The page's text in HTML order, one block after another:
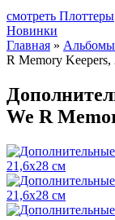
смотреть Плоттеры
Новинки
Главная » Альбомы
R Memory Keepers,
We R